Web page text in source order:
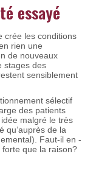
essayé
crée les conditions
rien une
de nouveaux
stages des
sensiblement
­sélectif
des ­patients
malgré le très
qu’auprès de la
Faut-il en
forte que la raison?